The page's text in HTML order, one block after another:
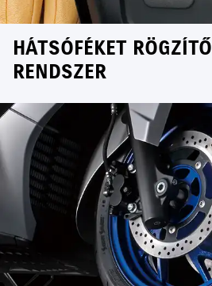
HÁTSÓFÉKET RÖGZÍTŐ
RENDSZER